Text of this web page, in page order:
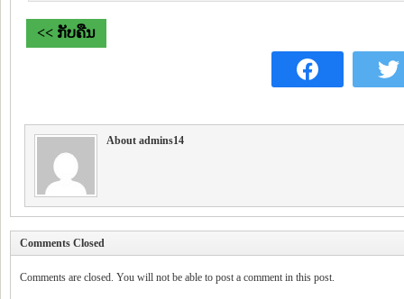
<< ກັບຄືນ
About admins14
Comments Closed
Comments are closed. You will not be able to post a comment in this post.